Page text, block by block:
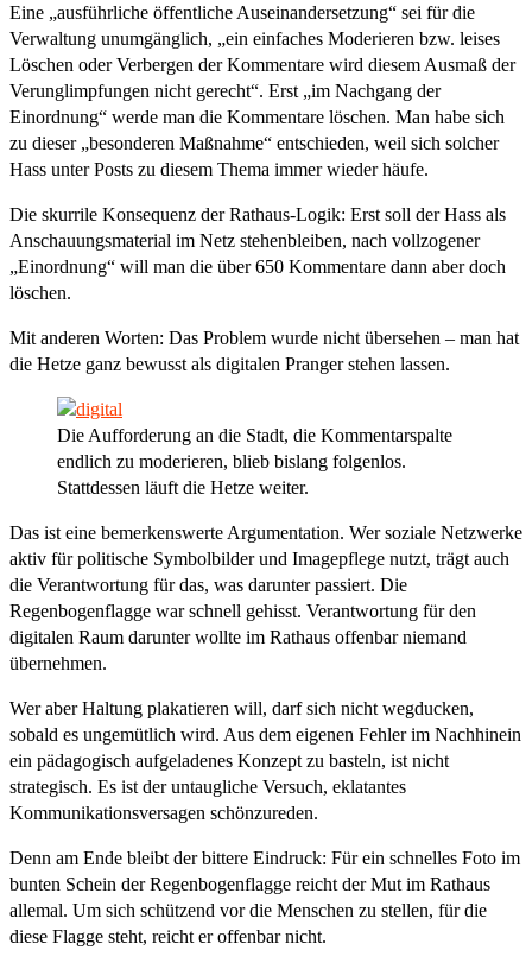
Eine „ausführliche öffentliche Auseinandersetzung“ sei für die
Verwaltung unumgänglich, „ein einfaches Moderieren bzw. leises
Löschen oder Verbergen der Kommentare wird diesem Ausmaß der
Verunglimpfungen nicht gerecht“. Erst „im Nachgang der
Einordnung“ werde man die Kommentare löschen. Man habe sich
zu dieser „besonderen Maßnahme“ entschieden, weil sich solcher
Hass unter Posts zu diesem Thema immer wieder häufe.
Die skurrile Konsequenz der Rathaus-Logik: Erst soll der Hass als
Anschauungsmaterial im Netz stehenbleiben, nach vollzogener
„Einordnung“ will man die über 650 Kommentare dann aber doch
löschen.
Mit anderen Worten: Das Problem wurde nicht übersehen – man hat
die Hetze ganz bewusst als digitalen Pranger stehen lassen.
Die Aufforderung an die Stadt, die Kommentarspalte
endlich zu moderieren, blieb bislang folgenlos.
Stattdessen läuft die Hetze weiter.
Das ist eine bemerkenswerte Argumentation. Wer soziale Netzwerke
aktiv für politische Symbolbilder und Imagepflege nutzt, trägt auch
die Verantwortung für das, was darunter passiert. Die
Regenbogenflagge war schnell gehisst. Verantwortung für den
digitalen Raum darunter wollte im Rathaus offenbar niemand
übernehmen.
Wer aber Haltung plakatieren will, darf sich nicht wegducken,
sobald es ungemütlich wird. Aus dem eigenen Fehler im Nachhinein
ein pädagogisch aufgeladenes Konzept zu basteln, ist nicht
strategisch. Es ist der untaugliche Versuch, eklatantes
Kommunikationsversagen schönzureden.
Denn am Ende bleibt der bittere Eindruck: Für ein schnelles Foto im
bunten Schein der Regenbogenflagge reicht der Mut im Rathaus
allemal. Um sich schützend vor die Menschen zu stellen, für die
diese Flagge steht, reicht er offenbar nicht.